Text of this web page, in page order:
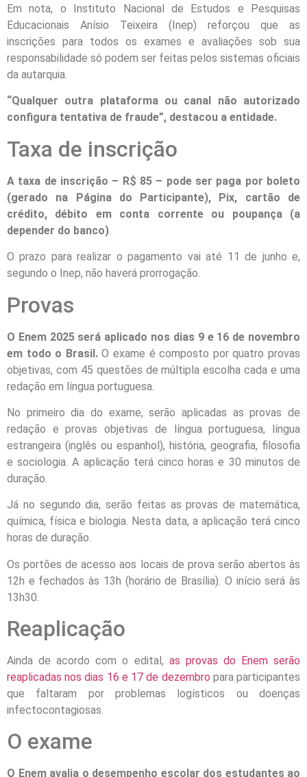
Em nota, o Instituto Nacional de Estudos e Pesquisas
Educacionais Anísio Teixeira (Inep) reforçou que as
inscrições para todos os exames e avaliações sob sua
responsabilidade só podem ser feitas pelos sistemas oficiais
da autarquia.
“Qualquer outra plataforma ou canal não autorizado
configura tentativa de fraude”, destacou a entidade.
Taxa de inscrição
A taxa de inscrição – R$ 85 – pode ser paga por boleto
(gerado na Página do Participante), Pix, cartão de
crédito, débito em conta corrente ou poupança (a
depender do banco)
O prazo para realizar o pagamento vai até 11 de junho e,
segundo o Inep, não haverá prorrogação.
Provas
O Enem 2025 será aplicado nos dias 9 e 16 de novembro
em todo o Brasil.O exame é composto por quatro provas
objetivas, com 45 questões de múltipla escolha cada e uma
redação em língua portuguesa.
No primeiro dia do exame, serão aplicadas as provas de
redação e provas objetivas de língua portuguesa, língua
estrangeira (inglês ou espanhol), história, geografia, filosofia
e sociologia. A aplicação terá cinco horas e 30 minutos de
duração.
Já no segundo dia, serão feitas as provas de matemática,
química, física e biologia. Nesta data, a aplicação terá cinco
horas de duração.
Os portões de acesso aos locais de prova serão abertos às
12h e fechados às 13h (horário de Brasília). O início será às
13h30.
Reaplicação
Ainda de acordo com o edital, as provas do Enem serão
reaplicadas nos dias 16 e 17 de dezembro para participantes
que faltaram por problemas logísticos ou doenças
infectocontagiosas.
O exame
O Enem avalia o desempenho escolar dos estudantes ao